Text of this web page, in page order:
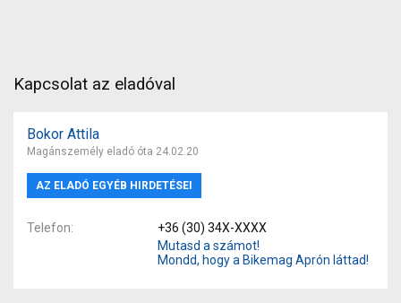
Kapcsolat az eladóval
Bokor Attila
Magánszemély eladó óta 24.02.20
AZ ELADÓ EGYÉB HIRDETÉSEI
Telefon
+36 (30) 34X-XXXX
Mutasd a számot!
Mondd, hogy a Bikemag Aprón láttad!